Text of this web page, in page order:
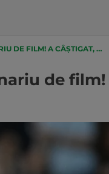
ȘI A PIERDUT ÎN ACELAȘI TIMP
de film!